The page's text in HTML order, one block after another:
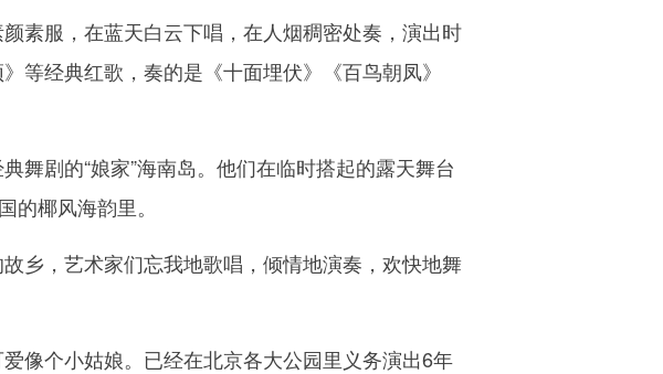
服，在蓝天白云下唱，在人烟稠密处奏，演出时
等经典红歌，奏的是《十面埋伏》《百鸟朝凤》
剧的“娘家”海南岛。他们在临时搭起的露天舞台
的椰风海韵里。
，艺术家们忘我地歌唱，倾情地演奏，欢快地舞
个小姑娘。已经在北京各大公园里义务演出6年